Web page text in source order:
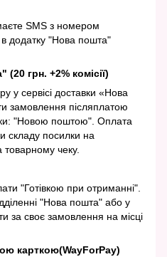
SMS з номером
додатку "Нова пошта"
грн. +2% комісії)
у сервісі доставки «Нова
замовлення післяплатою
"Новою поштою". Оплата
складу посилки на
товарному чеку.
"Готівкою при отриманні".
"Нова пошта" або у
за своє замовлення на місці
карткою(WayForPay)